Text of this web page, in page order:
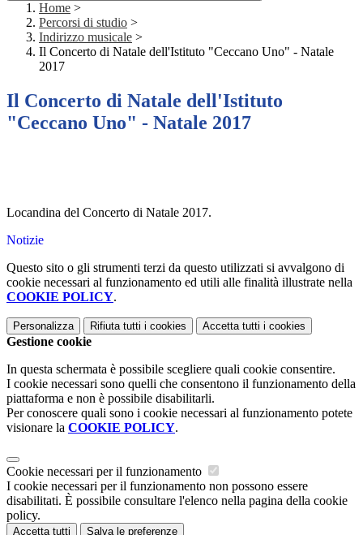
Home >
Percorsi di studio >
Indirizzo musicale >
Il Concerto di Natale dell'Istituto "Ceccano Uno" - Natale
2017
Il Concerto di Natale dell'Istituto
"Ceccano Uno" - Natale 2017
Locandina del Concerto di Natale 2017.
Notizie
Questo sito o gli strumenti terzi da questo utilizzati si avvalgono di
cookie necessari al funzionamento ed utili alle finalità illustrate nella
COOKIE POLICY.
Personalizza Rifiuta tutti i cookies Accetta tutti i cookies
Gestione cookie
In questa schermata è possibile scegliere quali cookie consentire.
I cookie necessari sono quelli che consentono il funzionamento della
piattaforma e non è possibile disabilitarli.
Per conoscere quali sono i cookie necessari al funzionamento potete
visionare la COOKIE POLICY.
Cookie necessari per il funzionamento
I cookie necessari per il funzionamento non possono essere
disabilitati. È possibile consultare l'elenco nella pagina della cookie
policy.
Accetta tutti Salva le preferenze